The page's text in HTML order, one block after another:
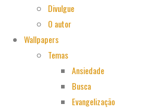
Divulgue
O autor
Wallpapers
Temas
Ansiedade
Busca
Evangelização